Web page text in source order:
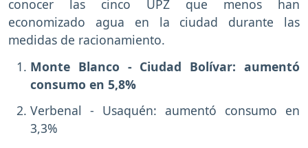
conocer las cinco UPZ que menos han
economizado agua en la ciudad durante las
medidas de racionamiento.
Monte Blanco - Ciudad Bolívar: aumentó
consumo en 5,8%
Verbenal - Usaquén: aumentó consumo en
3,3%